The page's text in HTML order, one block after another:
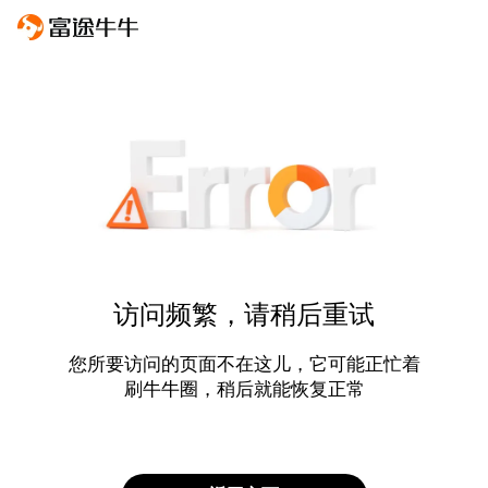
访问频繁，请稍后重试
您所要访问的页面不在这儿，它可能正忙着
刷牛牛圈，稍后就能恢复正常